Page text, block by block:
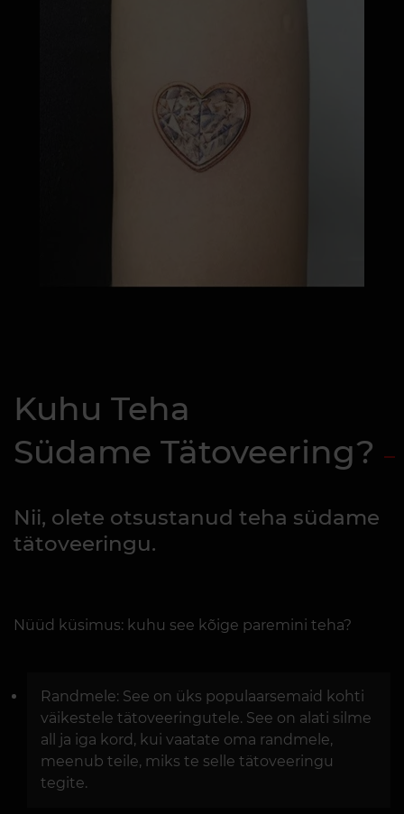
Kuhu Teha
Südame Tätoveering?
Nii, olete otsustanud teha südame
tätoveeringu.
Nüüd küsimus: kuhu see kõige paremini teha?
Randmele: See on üks populaarsemaid kohti
väikestele tätoveeringutele. See on alati silme
all ja iga kord, kui vaatate oma randmele,
meenub teile, miks te selle tätoveeringu
tegite.